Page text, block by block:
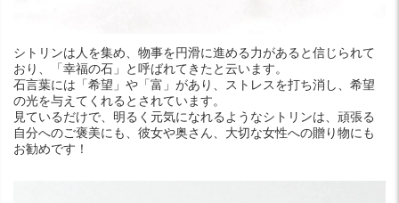
シトリンは人を集め、物事を円滑に進める力があると信じられて
おり、「幸福の石」と呼ばれてきたと云います。
石言葉には「希望」や「富」があり、ストレスを打ち消し、希望
の光を与えてくれるとされています。
見ているだけで、明るく元気になれるようなシトリンは、頑張る
自分へのご褒美にも、彼女や奥さん、大切な女性への贈り物にも
お勧めです！